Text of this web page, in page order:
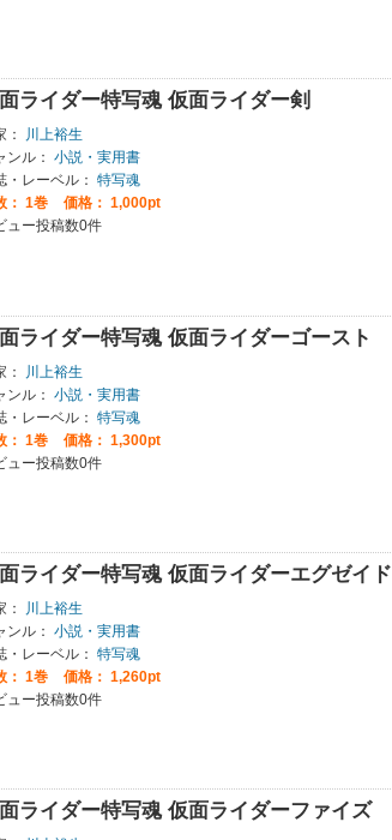
ライダー特写魂 仮面ライダー剣
：
川上裕生
ンル： 小説・実用書
・レーベル： 特写魂
： 1巻
価格： 1,000pt
ュー投稿数0件
ライダー特写魂 仮面ライダーゴースト
：
川上裕生
ンル： 小説・実用書
・レーベル： 特写魂
： 1巻
価格： 1,300pt
ュー投稿数0件
ライダー特写魂 仮面ライダーエグゼイド
：
川上裕生
ンル： 小説・実用書
・レーベル： 特写魂
： 1巻
価格： 1,260pt
ュー投稿数0件
ライダー特写魂 仮面ライダーファイズ